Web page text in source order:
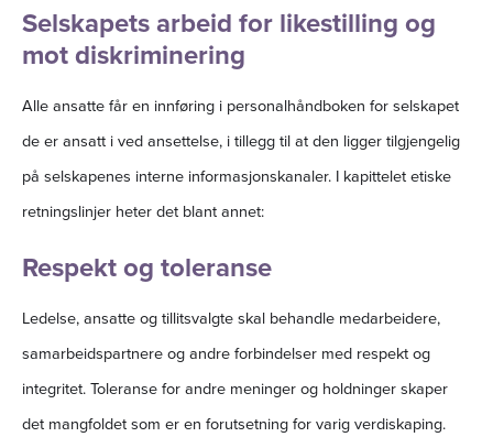
Selskapets arbeid for likestilling og
mot diskriminering
Alle ansatte får en innføring i personalhåndboken for selskapet
de er ansatt i ved ansettelse, i tillegg til at den ligger tilgjengelig
på selskapenes interne informasjonskanaler. I kapittelet etiske
retningslinjer heter det blant annet:
Respekt og toleranse
Ledelse, ansatte og tillitsvalgte skal behandle medarbeidere,
samarbeidspartnere og andre forbindelser med respekt og
integritet. Toleranse for andre meninger og holdninger skaper
det mangfoldet som er en forutsetning for varig verdiskaping.